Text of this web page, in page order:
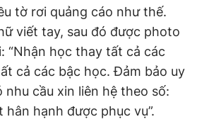
tờ rơi quảng cáo như thế.
viết tay, sau đó được photo
“Nhận học thay tất cả các
cả các bậc học. Đảm bảo uy
cầu xin liên hệ theo số:
hân hạnh được phục vụ”.